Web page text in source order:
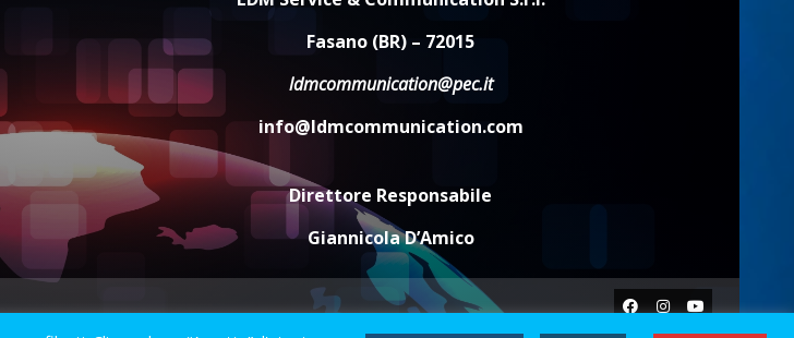
Fasano (BR) – 72015
ldmcommunication@pec.it
info@ldmcommunication.com
Direttore Responsabile
Giannicola D’Amico
Facebook
Instagram
Youtube